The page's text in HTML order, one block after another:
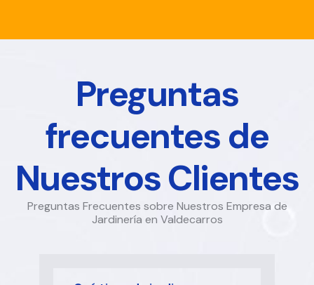
Preguntas
frecuentes de
Nuestros Clientes
Preguntas Frecuentes sobre Nuestros Empresa de
Jardinería en Valdecarros